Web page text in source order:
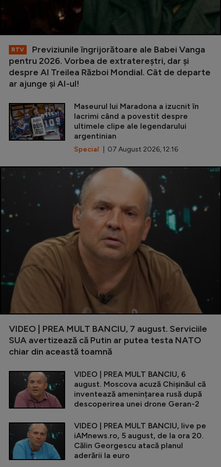
RTV
Previziunile îngrijorătoare ale Babei Vanga
pentru 2026. Vorbea de extratereștri, dar și
despre Al Treilea Război Mondial. Cât de departe
ar ajunge și AI-ul!
Maseurul lui Maradona a izucnit în
lacrimi când a povestit despre
ultimele clipe ale legendarului
argentinian
Special | 07 August 2026, 12:16
VIDEO | PREA MULT BANCIU, 7 august. Serviciile
SUA avertizează că Putin ar putea testa NATO
chiar din această toamnă
VIDEO | PREA MULT BANCIU, 6
august. Moscova acuză Chișinăul că
inventează amenințarea rusă după
descoperirea unei drone Geran-2
VIDEO | PREA MULT BANCIU, live pe
iAMnews.ro, 5 august, de la ora 20.
Călin Georgescu atacă planul
aderării la euro